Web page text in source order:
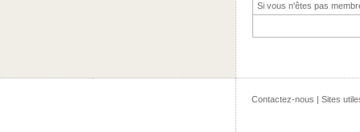
Si vous n'êtes pas
Contactez-nous | Sites